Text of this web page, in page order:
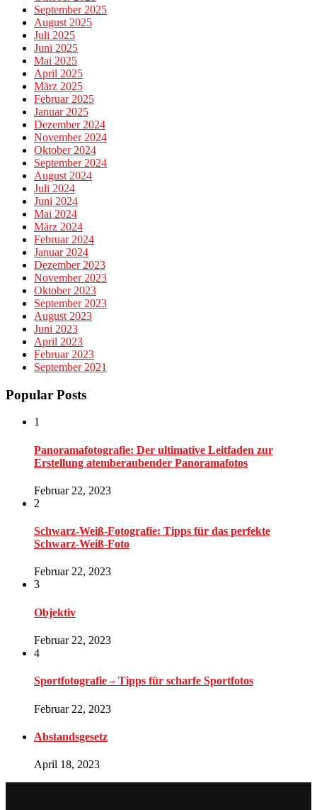
September 2025
August 2025
Juli 2025
Juni 2025
Mai 2025
April 2025
März 2025
Februar 2025
Januar 2025
Dezember 2024
November 2024
Oktober 2024
September 2024
August 2024
Juli 2024
Juni 2024
Mai 2024
März 2024
Februar 2024
Januar 2024
Dezember 2023
November 2023
Oktober 2023
September 2023
August 2023
Juni 2023
April 2023
Februar 2023
September 2021
Popular Posts
1
Panoramafotografie: Der ultimative Leitfaden zur
Erstellung atemberaubender Panoramafotos
Februar 22, 2023
2
Schwarz-Weiß-Fotografie: Tipps für das perfekte
Schwarz-Weiß-Foto
Februar 22, 2023
3
Objektiv
Februar 22, 2023
4
Sportfotografie – Tipps für scharfe Sportfotos
Februar 22, 2023
Abstandsgesetz
April 18, 2023